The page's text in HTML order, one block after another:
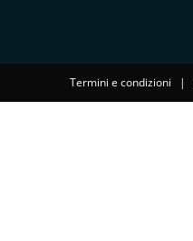
Termini e condizioni |